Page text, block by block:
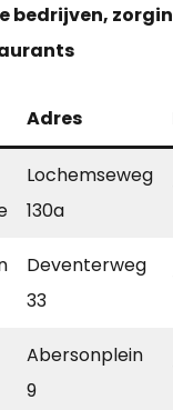
bedrijven,
Adres
Lochemseweg
130a
Deventerweg
33
Abersonplein
9